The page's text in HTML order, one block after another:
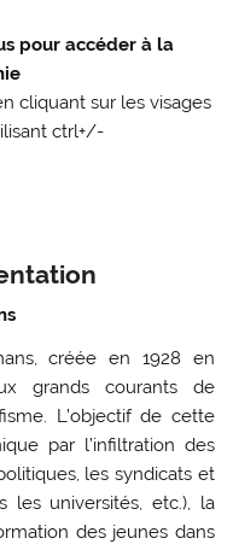
pour accéder à la
cliquant sur les visages
ctrl+/-
créée en 1928 en
grands courants de
L’objectif de cette
par l’infiltration des
les syndicats et
les universités, etc.), la
des jeunes dans